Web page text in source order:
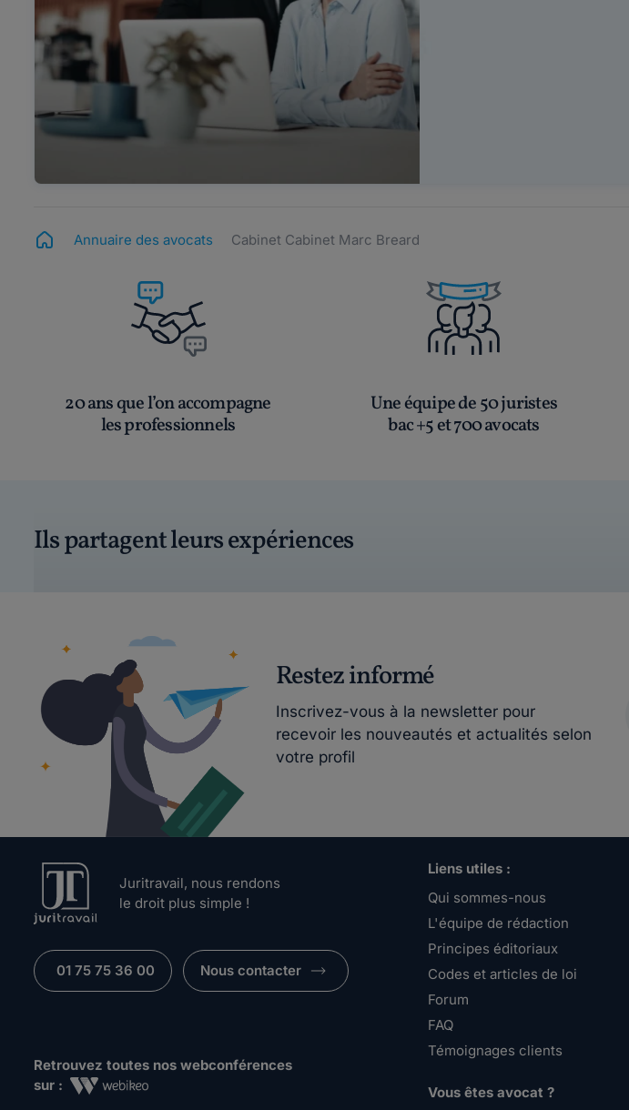
Annuaire des avocats Cabinet Cabinet Marc Breard
20 ans que l’on accompagne
les professionnels
Une équipe de 50 juristes
bac +5 et 700 avocats
Ils partagent leurs expériences
Restez informé
Inscrivez-vous à la newsletter pour
recevoir les nouveautés et actualités selon
votre profil
Juritravail, nous rendons
le droit plus simple !
01 75 75 36 00 Nous contacter
Retrouvez toutes nos webconférences
sur :
Liens utiles :
Qui sommes-nous
L'équipe de rédaction
Principes éditoriaux
Codes et articles de loi
Forum
FAQ
Témoignages clients
Vous êtes avocat ?